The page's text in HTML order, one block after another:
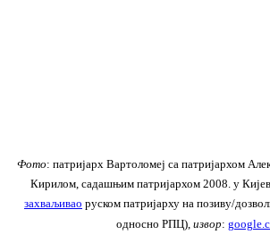
Фото: патријарх Вартоломеј са патријархом
Кирилом, садашњим патријархом 2008. у
захваљивао руском патријарху на позиву/
односно РПЦ), извор: